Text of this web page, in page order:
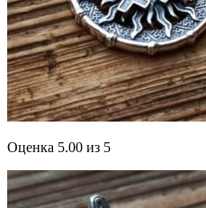
Оценка 5.00 из 5